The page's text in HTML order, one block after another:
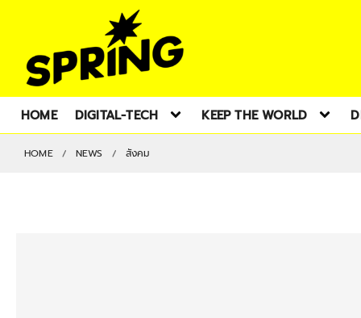
HOME DIGITAL-TECH KEEP THE WORLD
HOME NEWS สังคม